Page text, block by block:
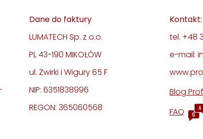
Dane do faktury
LUMATECH Sp. z o.o.
PL 43-190 MIKOŁÓW
ul. Żwirki i Wigury 65 F
NIP: 6351838996
REGON: 365060568
Kontakt:
tel. +48
e-mail:
Blog
FAQ